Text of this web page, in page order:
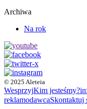
Archiwa
Na rok
© 2025 Aleteia
WesprzyjKim jesteśmy?
reklamodawcąSkontaktuj